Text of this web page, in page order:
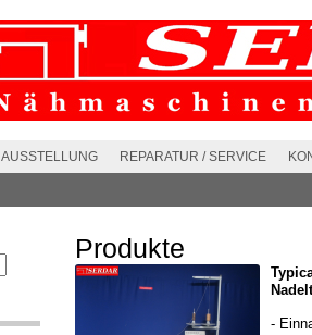
AUSSTELLUNG REPARATUR / SERVICE
Produkte
-